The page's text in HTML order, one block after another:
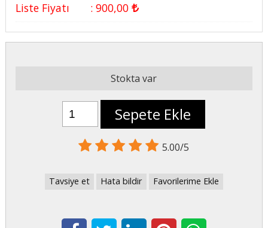
Liste Fiyatı : 900,00
Stokta var
Sepete Ekle
5.00/5
Tavsiye et Hata bildir Favorilerime Ekle